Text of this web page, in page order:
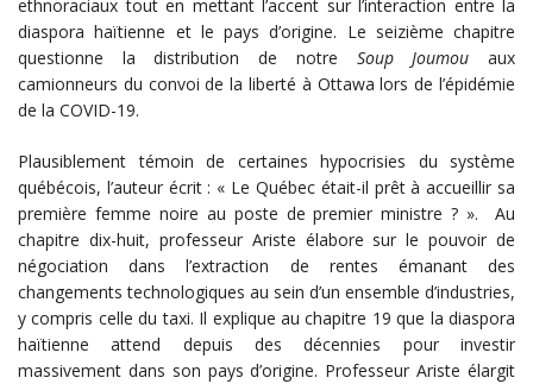
ethnoraciaux tout en mettant l’accent sur l’interaction entre la
diaspora haïtienne et le pays d’origine. Le seizième chapitre
questionne la distribution de notre Soup Joumou aux
camionneurs du convoi de la liberté à Ottawa lors de l’épidémie
de la COVID-19.
Plausiblement témoin de certaines hypocrisies du système
québécois, l’auteur écrit : « Le Québec était-il prêt à accueillir sa
première femme noire au poste de premier ministre ? ». Au
chapitre dix-huit, professeur Ariste élabore sur le pouvoir de
négociation dans l’extraction de rentes émanant des
changements technologiques au sein d’un ensemble d’industries,
y compris celle du taxi. Il explique au chapitre 19 que la diaspora
haïtienne attend depuis des décennies pour investir
massivement dans son pays d’origine. Professeur Ariste élargit